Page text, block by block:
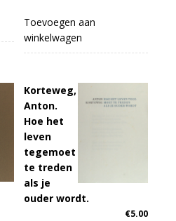
Toevoegen aan
winkelwagen
Korteweg,
Anton.
Hoe het
leven
tegemoet
te treden
als je
ouder wordt.
€5.00